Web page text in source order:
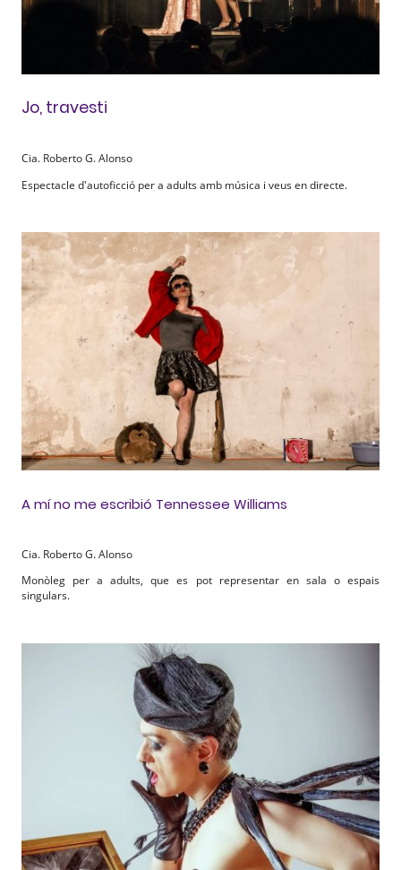
Jo, travesti
Cia. Roberto G. Alonso
Espectacle d'autoficció per a adults amb música i veus en directe.
A mí no me escribió Tennessee Williams
Cia. Roberto G. Alonso
Monòleg per a adults, que es pot representar en sala o espais
singulars.